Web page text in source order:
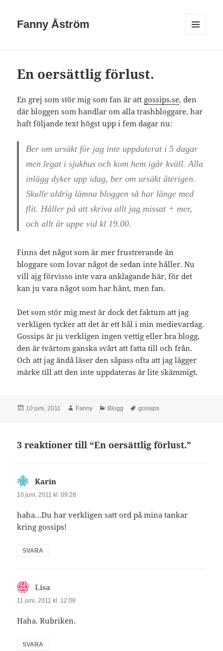
Fanny Åström
En oersättlig förlust.
En grej som stör mig som fan är att gossips.se, den
där bloggen som handlar om alla trashbloggare, har
haft följande text högst upp i fem dagar nu:
Ber om ursäkt för jag inte uppdaterat i 5 dagar
men legat i sjukhus och kom hem igår kväll. Alla
inlägg dyker upp idag, ber om ursäkt återigen.
Skulle aldrig lämna bloggen så har länge med
flit. Håller på att skriva allt jag missat + mer,
och allt är uppe vid kl 19.00.
Finns det något som är mer frustrerande än
bloggare som lovar något de sedan inte håller. Nu
vill ajg förvisso inte vara anklagande här, för det
kan ju vara något som har hänt, men fan.
Det som stör mig mest är dock det faktum att jag
verkligen tycker att det är ett hål i min medievardag.
Gossips är ju verkligen ingen vettig eller bra blogg,
den är tvärtom ganska svårt att fatta till och från.
Och att jag ändå läser den såpass ofta att jag lägger
märke till att den inte uppdateras är lite skämmigt.
Postat
10 juni, 2011 Författare
Fanny Kategorier
Blogg Taggar
gossips
3 reaktioner till “En oersättlig förlust.”
Karin
10 juni, 2011 kl. 09:28
haha…Du har verkligen satt ord på mina tankar
kring gossips!
SVARA
Lisa
11 juni, 2011 kl. 12:08
Haha. Rubriken.
SVARA